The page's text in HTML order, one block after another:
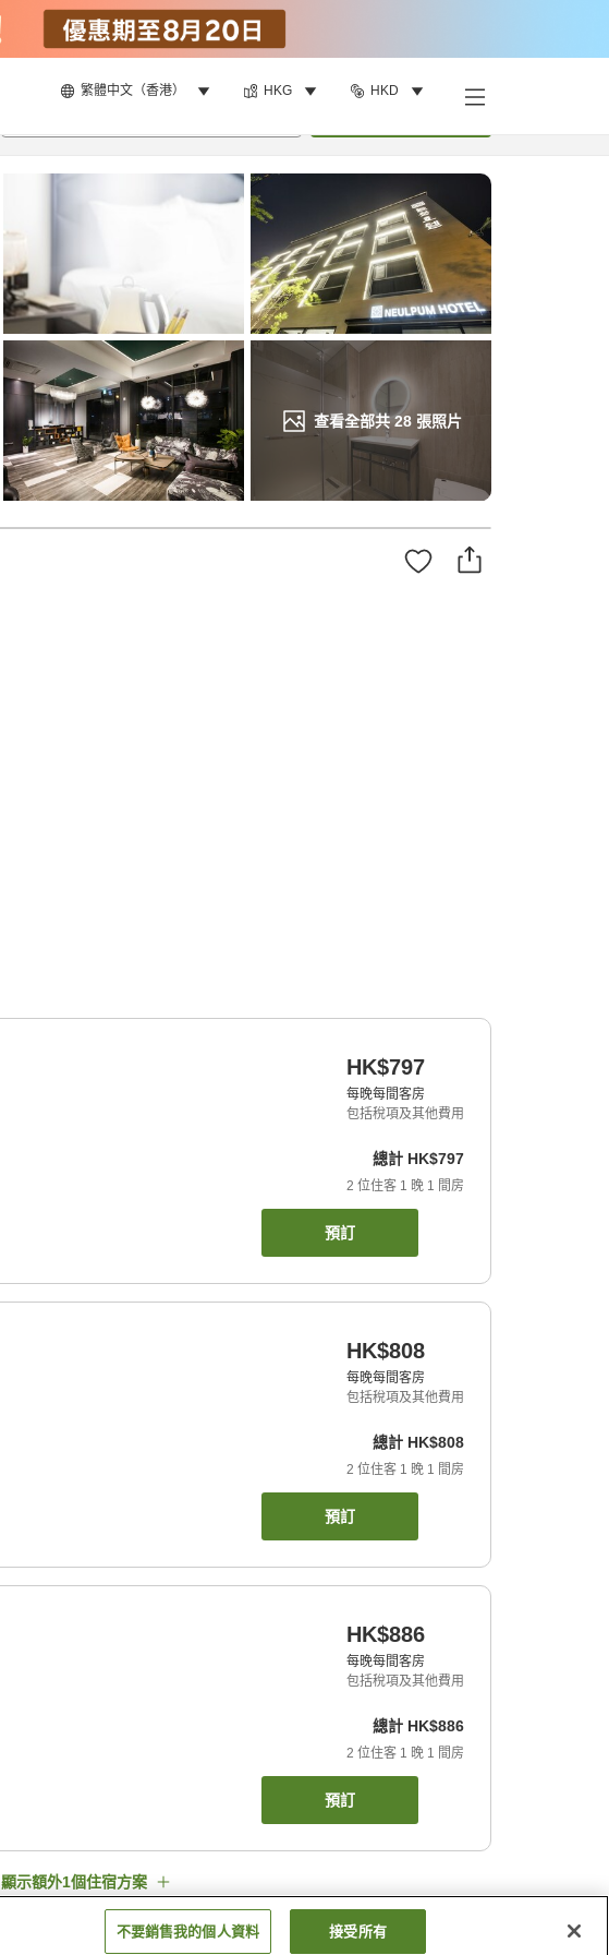
繁體中文（香港） HKG HKD
查看全部共28張照片
HK$797
每晚每間客房
包括稅項及其他費用
總計 HK$797
2 位住客 1 晚 1 間房
預訂
HK$808
每晚每間客房
包括稅項及其他費用
總計 HK$808
2 位住客 1 晚 1 間房
預訂
HK$886
每晚每間客房
包括稅項及其他費用
總計 HK$886
2 位住客 1 晚 1 間房
預訂
顯示額外1個住宿方案
不要銷售我的個人資料 接受所有